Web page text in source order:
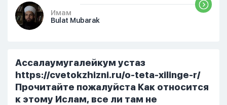
Имам
Bulat Mubarak
Ассалаумугалейкум устаз
https://cvetokzhizni.ru/o-teta-xilinge-r/
Прочитайте пожалуйста Как относится
к этому Ислам, все ли там не